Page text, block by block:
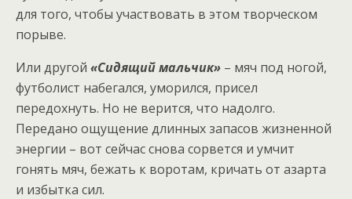
для того, чтобы участвовать в этом творческом
порыве.
Или другой «Сидящий мальчик» – мяч под ногой,
футболист набегался, уморился, присел
передохнуть. Но не верится, что надолго.
Передано ощущение длинных запасов жизненной
энергии – вот сейчас снова сорвется и умчит
гонять мяч, бежать к воротам, кричать от азарта
и избытка сил.